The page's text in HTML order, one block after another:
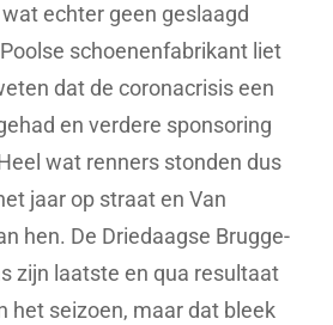
echter geen geslaagd
schoenenfabrikant liet
dat de coronacrisis een
en verdere sponsoring
wat renners stonden dus
jaar op straat en Van
hen. De Driedaagse Brugge-
zijn laatste en qua resultaat
het seizoen, maar dat bleek